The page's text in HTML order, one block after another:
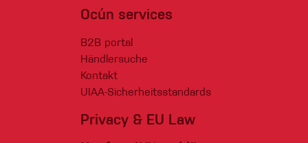
Ocún services
B2B portal
Händlersuche
Kontakt
UIAA-Sicherheitsstandards
Privacy & EU Law